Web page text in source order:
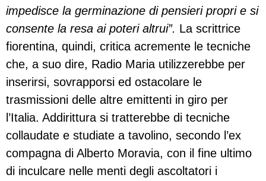
impedisce la germinazione di pensieri propri e si
consente la resa ai poteri altrui”. La scrittrice
fiorentina, quindi, critica acremente le tecniche
che, a suo dire, Radio Maria utilizzerebbe per
inserirsi, sovrapporsi ed ostacolare le
trasmissioni delle altre emittenti in giro per
l’Italia. Addirittura si tratterebbe di tecniche
collaudate e studiate a tavolino, secondo l’ex
compagna di Alberto Moravia, con il fine ultimo
di inculcare nelle menti degli ascoltatori i